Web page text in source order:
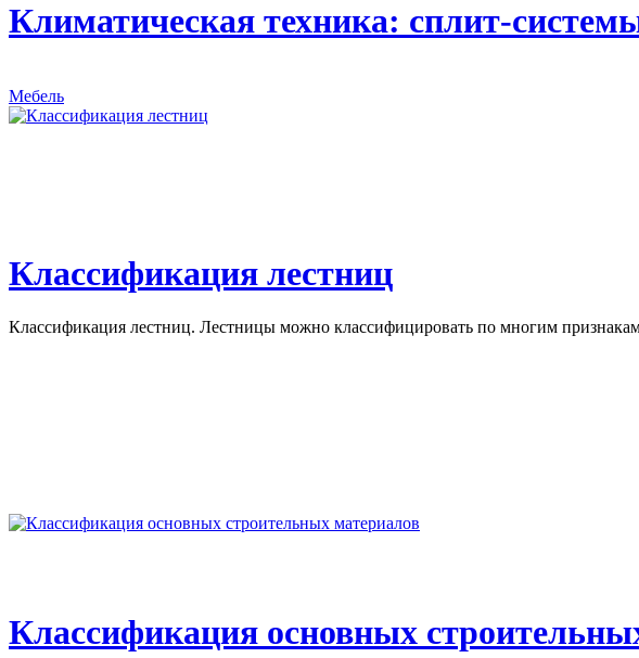
Климатическая техника: сплит-
Мебель
Классификация лестниц
Классификация лестниц. Лестницы можно классифицировать по многим
Классификация основных